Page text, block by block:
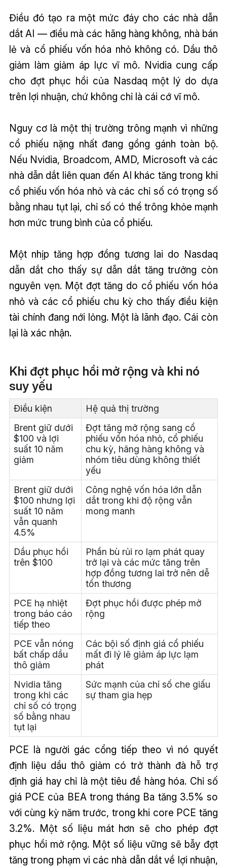
Điều đó tạo ra một mức đáy cho các nhà dẫn
dắt AI — điều mà các hãng hàng không, nhà bán
lẻ và cổ phiếu vốn hóa nhỏ không có. Dầu thô
giảm làm giảm áp lực vĩ mô. Nvidia cung cấp
cho đợt phục hồi của Nasdaq một lý do dựa
trên lợi nhuận, chứ không chỉ là cái cớ vĩ mô.
Nguy cơ là một thị trường trông mạnh vì những
cổ phiếu nặng nhất đang gồng gánh toàn bộ.
Nếu Nvidia, Broadcom, AMD, Microsoft và các
nhà dẫn dắt liên quan đến AI khác tăng trong khi
cổ phiếu vốn hóa nhỏ và các chỉ số có trọng số
bằng nhau tụt lại, chỉ số có thể trông khỏe mạnh
hơn mức trung bình của cổ phiếu.
Một nhịp tăng hợp đồng tương lai do Nasdaq
dẫn dắt cho thấy sự dẫn dắt tăng trưởng còn
nguyên vẹn. Một đợt tăng do cổ phiếu vốn hóa
nhỏ và các cổ phiếu chu kỳ cho thấy điều kiện
tài chính đang nới lỏng. Một là lãnh đạo. Cái còn
lại là xác nhận.
Khi đợt phục hồi mở rộng và khi nó
suy yếu
Điều kiện
Hệ quả thị trường
Brent giữ dưới
$100 và lợi
suất 10 năm
giảm
Đợt tăng mở rộng sang cổ
phiếu vốn hóa nhỏ, cổ phiếu
chu kỳ, hãng hàng không và
nhóm tiêu dùng không thiết
yếu
Brent giữ dưới
$100 nhưng lợi
suất 10 năm
vẫn quanh
4.5%
Công nghệ vốn hóa lớn dẫn
dắt trong khi độ rộng vẫn
mong manh
Dầu phục hồi
trên $100
Phần bù rủi ro lạm phát quay
trở lại và các mức tăng trên
hợp đồng tương lai trở nên dễ
tổn thương
PCE hạ nhiệt
trong báo cáo
tiếp theo
Đợt phục hồi được phép mở
rộng
PCE vẫn nóng
bất chấp dầu
thô giảm
Các bội số định giá cổ phiếu
mất đi lý lẽ giảm áp lực lạm
phát
Nvidia tăng
trong khi các
chỉ số có trọng
số bằng nhau
tụt lại
Sức mạnh của chỉ số che giấu
sự tham gia hẹp
PCE là người gác cổng tiếp theo vì nó quyết
định liệu dầu thô giảm có trở thành đà hỗ trợ
định giá hay chỉ là một tiêu đề hàng hóa. Chỉ số
giá PCE của BEA trong tháng Ba tăng 3.5% so
với cùng kỳ năm trước, trong khi core PCE tăng
3.2%. Một số liệu mát hơn sẽ cho phép đợt
phục hồi mở rộng. Một số liệu vững sẽ bẫy đợt
tăng trong phạm vi các nhà dẫn dắt về lợi nhuận,